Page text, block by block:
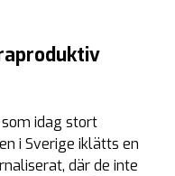
idag stort
i Sverige iklätts en
där de inte